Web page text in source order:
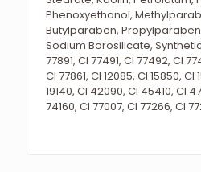
Phenoxyethanol,
Butylparaben,
Sodium Borosilicate,
77891, CI 77491, CI 77492, CI
CI 77861, CI 12085, CI 15850, CI
19140, CI 42090, CI 45410, CI
74160, CI 77007, CI 77266, CI